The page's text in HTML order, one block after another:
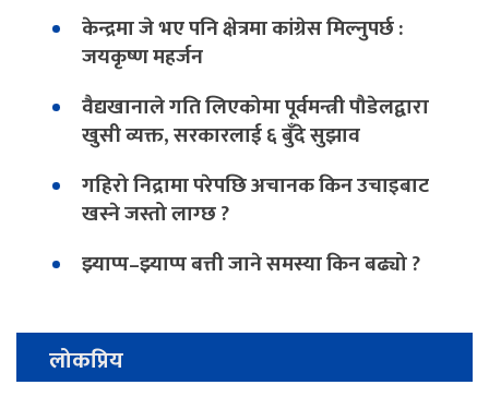
केन्द्रमा जे भए पनि क्षेत्रमा कांग्रेस मिल्नुपर्छ :
जयकृष्ण महर्जन
वैद्यखानाले गति लिएकोमा पूर्वमन्त्री पौडेलद्वारा
खुसी व्यक्त, सरकारलाई ६ बुँदे सुझाव
गहिरो निद्रामा परेपछि अचानक किन उचाइबाट
खस्ने जस्तो लाग्छ ?
झ्याप्प–झ्याप्प बत्ती जाने समस्या किन बढ्यो ?
लोकप्रिय